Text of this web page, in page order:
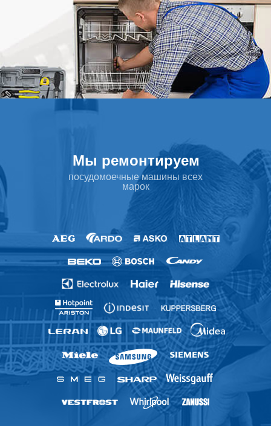
Мы ремонтируем
посудомоечные машины всех
марок